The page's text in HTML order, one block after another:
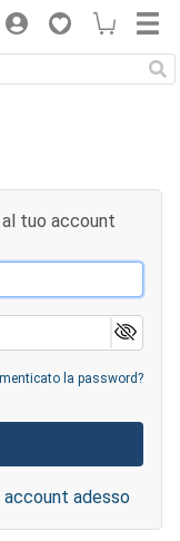
tuo account
la password?
account adesso